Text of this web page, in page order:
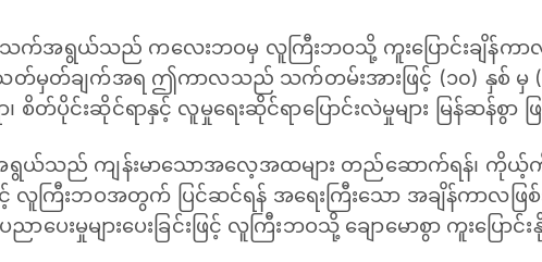
Yangon,
January 2026 —
HEALTH is
က်အရွယ်သည် ကလေးဘဝမှ လူကြီးဘဝသို့ ကူးပြောင်းချိန်ကာလဖ
တ်မှတ်ချက်အရ ဤကာလသည် သက်တမ်းအားဖြင့် (၁၀) နှစ် မှ
စိတ်ပိုင်းဆိုင်ရာနှင့် လူမှုရေးဆိုင်ရာပြောင်းလဲမှုများ မြန်ဆန်စွာ
ယ်သည် ကျန်းမာသောအလေ့အထများ တည်ဆောက်ရန်၊
လူကြီးဘဝအတွက် ပြင်ဆင်ရန် အရေးကြီးသော အချိန်ကာလ
ာပေးမှုများပေးခြင်းဖြင့် လူကြီးဘဝသို့ ချောမောစွာ ကူးပြေ